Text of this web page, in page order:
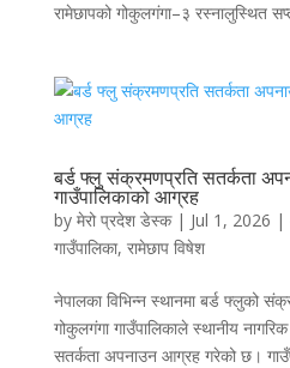
रामेछापको गोकुलगंगा–३ रस्नालुस्थित
बर्ड फ्लु संक्रमणप्रति सतर्कता
गाउँपालिकाको आग्रह
by मेरो प्रदेश डेस्क| Jul 1, 2026 |
गाउँपालिका, रामेछाप विषेश
नेपालका विभिन्न स्थानमा बर्ड फ्लुको
गोकुलगंगा गाउँपालिकाले स्थानीय
सतर्कता अपनाउन आग्रह गरेको छ।